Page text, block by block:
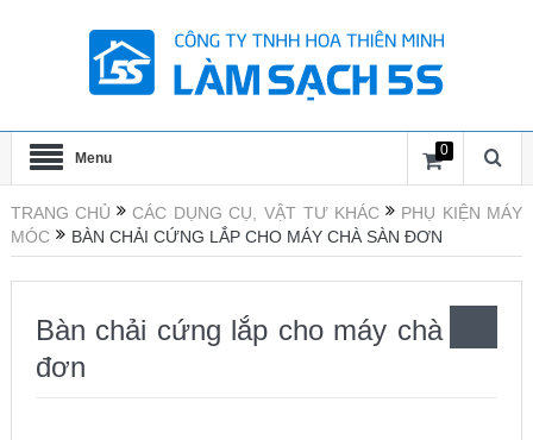
Menu 0
TRANG CHỦ CÁC DỤNG CỤ, VẬT TƯ KHÁC
PHỤ KIỆN MÁY
MÓC
BÀN CHẢI CỨNG LẮP CHO MÁY CHÀ SÀN ĐƠN
Bàn chải cứng lắp cho máy chà sàn
đơn